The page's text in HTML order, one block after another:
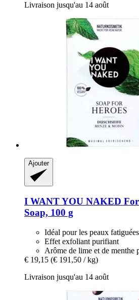
Livraison jusqu'au 14 août
Ajouter
I WANT YOU NAKED
Soap, 100 g
Idéal pour les peaux fatiguées
Effet exfoliant purifiant
Arôme de lime et de menthe
€ 19,15 (€ 191,50 / kg)
Livraison jusqu'au 14 août